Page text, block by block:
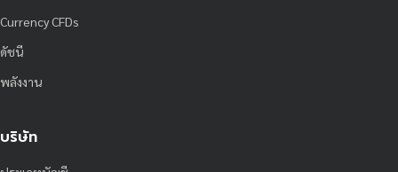
Currency CFDs
ดัชนี
พลังงาน
บริษัท